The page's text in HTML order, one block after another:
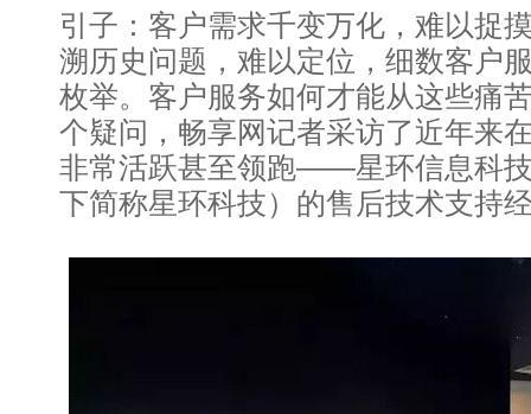
引子：客户需求千变万化，难以捉
溯历史问题，难以定位，细数客户
枚举。客户服务如何才能从这些痛
个疑问，畅享网记者采访了近年来
非常活跃甚至领跑——星环信息科
下简称星环科技）的售后技术支持